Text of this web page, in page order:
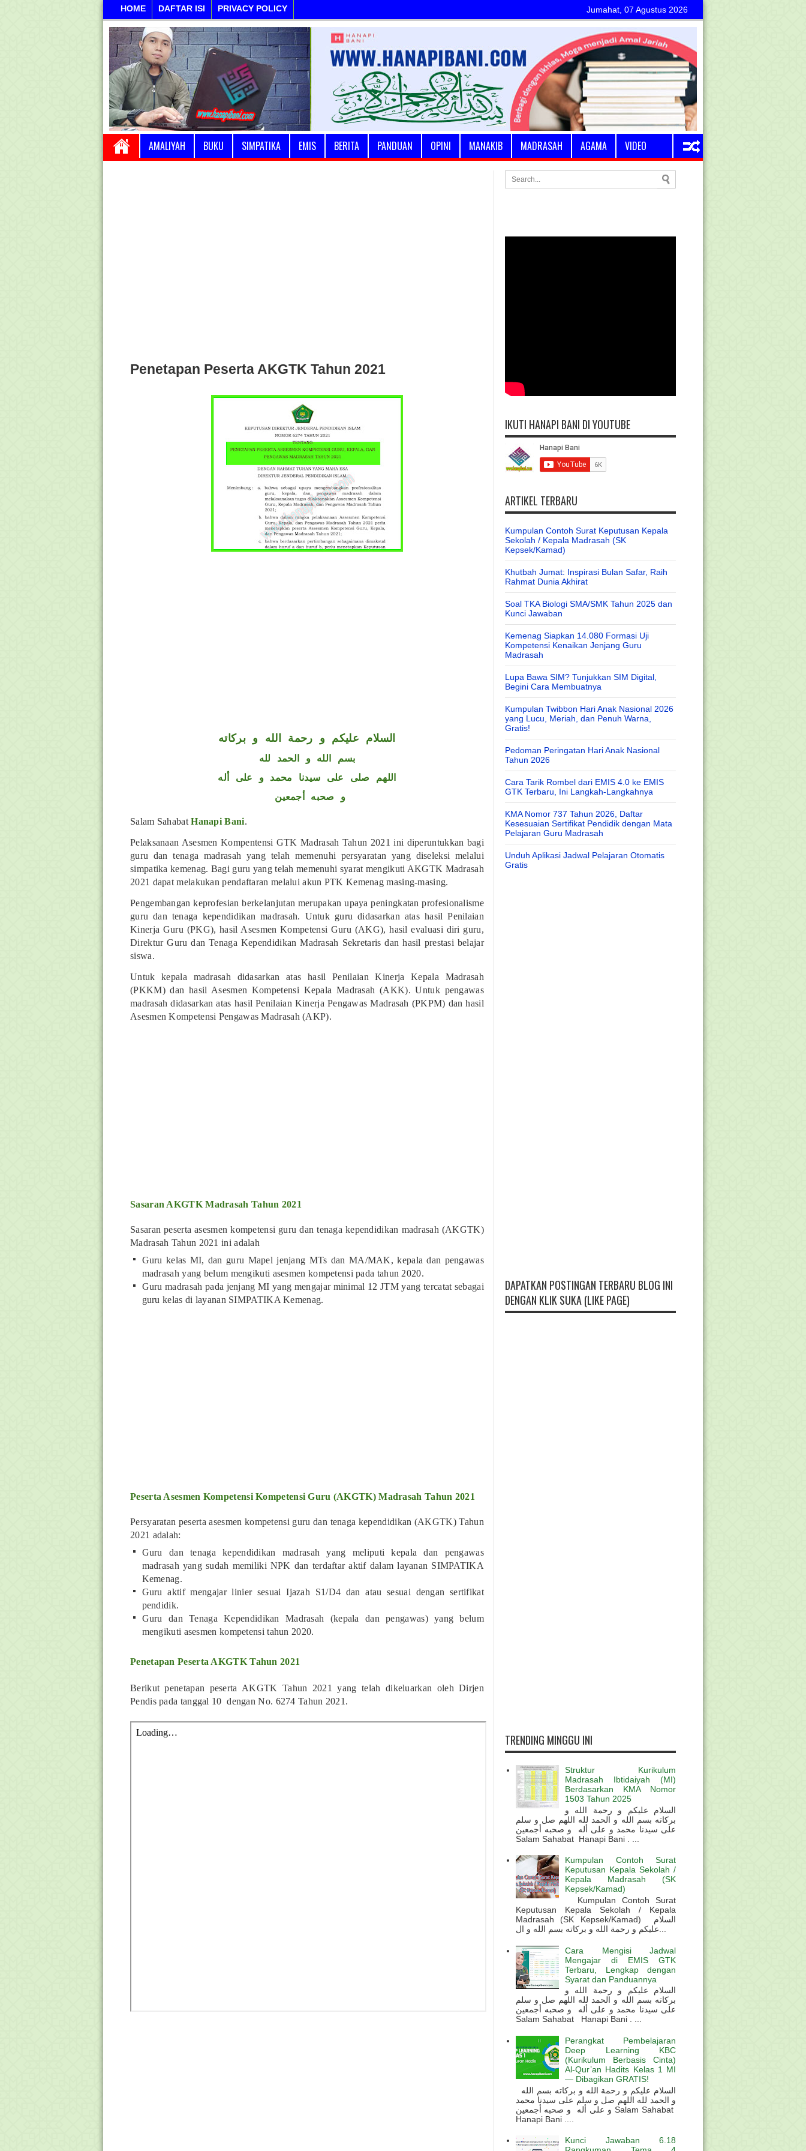
HOME DAFTAR ISI PRIVACY POLICY Jumahat, 07 Agustus 2026
AMALIYAH BUKU SIMPATIKA EMIS BERITA PANDUAN OPINI MANAKIB MADRASAH AGAMA VIDEO
Penetapan Peserta AKGTK Tahun 2021
السلام عليكم و رحمة الله و بركاته
بسم الله و الحمد لله
اللهم صلى على سيدنا محمد و على أله
و صحبه أجمعين
Salam SahabatHanapi Bani.
Pelaksanaan Asesmen Kompentensi GTK Madrasah Tahun 2021 ini diperuntukkan bagi
guru dan tenaga madrasah yang telah memenuhi persyaratan yang diseleksi melalui
simpatika kemenag. Bagi guru yang telah memenuhi syarat mengikuti AKGTK Madrasah
2021 dapat melakukan pendaftaran melalui akun PTK Kemenag masing-masing.
Pengembangan keprofesian berkelanjutan merupakan upaya peningkatan profesionalisme
guru dan tenaga kependidikan madrasah. Untuk guru didasarkan atas hasil Penilaian
Kinerja Guru (PKG), hasil Asesmen Kompetensi Guru (AKG), hasil evaluasi diri guru,
Direktur Guru dan Tenaga Kependidikan Madrasah Sekretaris dan hasil prestasi belajar
siswa.
Untuk kepala madrasah didasarkan atas hasil Penilaian Kinerja Kepala Madrasah
(PKKM) dan hasil Asesmen Kompetensi Kepala Madrasah (AKK). Untuk pengawas
madrasah didasarkan atas hasil Penilaian Kinerja Pengawas Madrasah (PKPM) dan hasil
Asesmen Kompetensi Pengawas Madrasah (AKP).
Sasaran AKGTK Madrasah Tahun 2021
Sasaran peserta asesmen kompetensi guru dan tenaga kependidikan madrasah (AKGTK)
Madrasah Tahun 2021 ini adalah
Guru kelas MI, dan guru Mapel jenjang MTs dan MA/MAK, kepala dan pengawas
madrasah yang belum mengikuti asesmen kompetensi pada tahun 2020.
Guru madrasah pada jenjang MI yang mengajar minimal 12 JTM yang tercatat sebagai
guru kelas di layanan SIMPATIKA Kemenag.
Peserta Asesmen Kompetensi Kompetensi Guru (AKGTK) Madrasah Tahun 2021
Persyaratan peserta asesmen kompetensi guru dan tenaga kependidikan (AKGTK) Tahun
2021 adalah:
Guru dan tenaga kependidikan madrasah yang meliputi kepala dan pengawas
madrasah yang sudah memiliki NPK dan terdaftar aktif dalam layanan SIMPATIKA
Kemenag.
Guru aktif mengajar linier sesuai Ijazah S1/D4 dan atau sesuai dengan sertifikat
pendidik.
Guru dan Tenaga Kependidikan Madrasah (kepala dan pengawas) yang belum
mengikuti asesmen kompetensi tahun 2020.
Penetapan Peserta AKGTK Tahun 2021
Berikut penetapan peserta AKGTK Tahun 2021 yang telah dikeluarkan oleh Dirjen
Pendis pada tanggal 10 dengan No. 6274 Tahun 2021.
IKUTI HANAPI BANI DI YOUTUBE
ARTIKEL TERBARU
Kumpulan Contoh Surat Keputusan Kepala
Sekolah / Kepala Madrasah (SK
Kepsek/Kamad)
Khutbah Jumat: Inspirasi Bulan Safar, Raih
Rahmat Dunia Akhirat
Soal TKA Biologi SMA/SMK Tahun 2025 dan
Kunci Jawaban
Kemenag Siapkan 14.080 Formasi Uji
Kompetensi Kenaikan Jenjang Guru
Madrasah
Lupa Bawa SIM? Tunjukkan SIM Digital,
Begini Cara Membuatnya
Kumpulan Twibbon Hari Anak Nasional 2026
yang Lucu, Meriah, dan Penuh Warna,
Gratis!
Pedoman Peringatan Hari Anak Nasional
Tahun 2026
Cara Tarik Rombel dari EMIS 4.0 ke EMIS
GTK Terbaru, Ini Langkah-Langkahnya
KMA Nomor 737 Tahun 2026, Daftar
Kesesuaian Sertifikat Pendidik dengan Mata
Pelajaran Guru Madrasah
Unduh Aplikasi Jadwal Pelajaran Otomatis
Gratis
DAPATKAN POSTINGAN TERBARU BLOG INI
DENGAN KLIK SUKA (LIKE PAGE)
TRENDING MINGGU INI
Struktur Kurikulum
Madrasah Ibtidaiyah (MI)
Berdasarkan KMA Nomor
1503 Tahun 2025
السلام عليكم و رحمة الله و
بركاته بسم الله و الحمد لله اللهم صل و سلم
على سيدنا محمد و على أله و صحبه أجمعين
Salam Sahabat Hanapi Bani . ...
Kumpulan Contoh Surat
Keputusan Kepala Sekolah /
Kepala Madrasah (SK
Kepsek/Kamad)
Kumpulan Contoh Surat
Keputusan Kepala Sekolah / Kepala
Madrasah (SK Kepsek/Kamad) السلام
Cara Mengisi Jadwal
Mengajar di EMIS GTK
Terbaru, Lengkap dengan
Syarat dan Panduannya
السلام عليكم و رحمة الله و
بركاته بسم الله و الحمد لله اللهم صل و سلم
على سيدنا محمد و على أله و صحبه أجمعين
Salam Sahabat Hanapi Bani . ...
Perangkat Pembelajaran
Deep Learning KBC
(Kurikulum Berbasis Cinta)
Al-Qur’an Hadits Kelas 1 MI
— Dibagikan GRATIS!
و الحمد لله اللهم صل و سلم على سيدنا محمد
و على أله و صحبه أجمعين Salam Sahabat
Hanapi Bani ....
Kunci Jawaban 6.18